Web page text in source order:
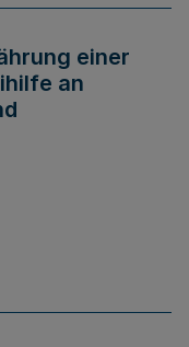
einer
an